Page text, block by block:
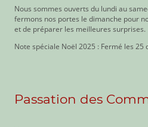
Nous sommes ouverts du lundi au
fermons nos portes le dimanche pour
et de préparer les meilleures surprises.
Note spéciale Noël 2025 : Fermé les
Passation des